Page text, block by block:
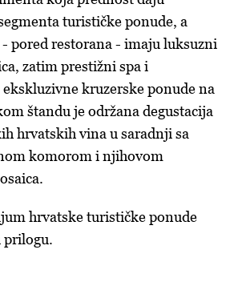
sličnim tehnologijama u
Politici
kojem trenutku možete ponovno
detalje“. Privolu možete u bilo
bez negativnih posljedica.
turističke ponude, a
pored restorana - imaju luksuzni
zatim prestižni spa i
kruzerske ponude na
štandu je održana degustacija
hrvatskih vina u saradnji sa
komorom i njihovom
hrvatske turističke ponude
prilogu.